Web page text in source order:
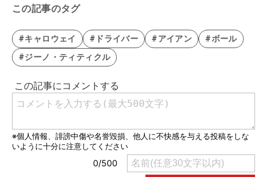
この記事のタグ
#キャロウェイ #ドライバー #アイアン
#ボール
#ジーノ・ティティクル